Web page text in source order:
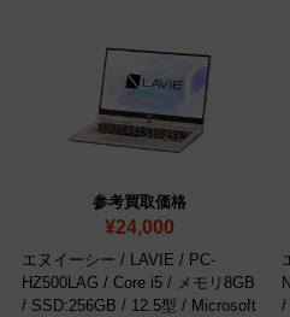
参考買取価格
¥24,000
エヌイーシー / LAVIE / PC-
HZ500LAG / Core i5 / メモリ8GB
/ SSD:256GB / 12.5型 / Microsoft
/